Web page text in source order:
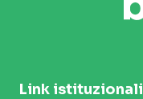
Link istituzionali